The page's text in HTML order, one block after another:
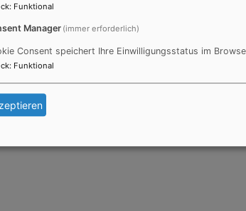
: Funktional
Manager (immer erforderlich)
Consent speichert Ihre Einwilligungsstatus im
: Funktional